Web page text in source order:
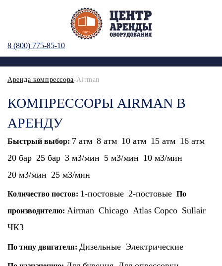
8 (800) 775-85-10
Аренда компрессора-Airman
КОМПРЕССОРЫ AIRMAN В
АРЕНДУ
Быстрый выбор: 7 атм 8 атм 10 атм 15 атм 16 атм
20 бар 25 бар 3 м3/мин 5 м3/мин 10 м3/мин
20 м3/мин 25 м3/мин
Количество постов: 1-постовые 2-постовые По
производителю: Airman Chicago Atlas Copco Sullair
ЧКЗ
По типу двигателя: Дизельные Электрические